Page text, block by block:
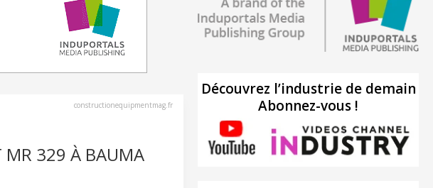
constructionequipmentmag.fr
MR 329 À BAUMA
Découvrez l’industrie de demain
Abonnez-vous !